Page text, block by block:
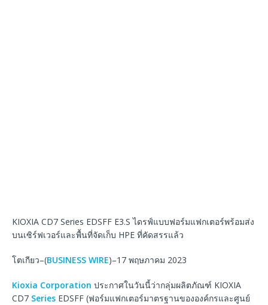
KIOXIA CD7 Series EDSFF E3.S ไดรฟ์แบบฟอร์มแฟกเตอร์พร้อมส่ง
บนเซิร์ฟเวอร์และพื้นที่จัดเก็บ HPE ที่คัดสรรแล้ว
โตเกียว–(BUSINESS WIRE)–17 พฤษภาคม 2023
Kioxia Corporation ประกาศในวันนี้ว่ากลุ่มผลิตภัณฑ์ KIOXIA
CD7 Series EDSFF (ฟอร์มแฟกเตอร์มาตรฐานขององค์กรและศูนย์